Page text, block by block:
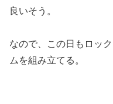
良いそう。
なので、この日もロッ
ムを組み立てる。